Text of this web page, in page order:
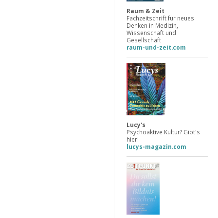
Raum & Zeit
Fachzeitschrift für neues
Denken in Medizin,
Wissenschaft und
Gesellschaft
raum-und-zeit.com
Lucy's
Psychoaktive Kultur? Gibt's
hier!
lucys-magazin.com